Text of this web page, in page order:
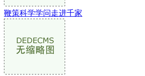
鞭策科学学问走进千家